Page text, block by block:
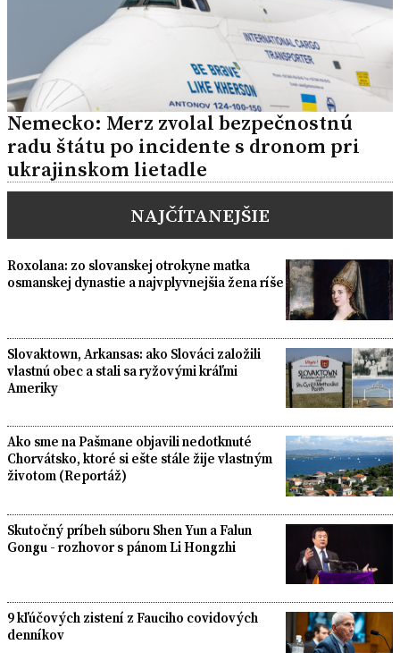
Nemecko: Merz zvolal bezpečnostnú
radu štátu po incidente s dronom pri
ukrajinskom lietadle
NAJČÍTANEJŠIE
Roxolana: zo slovanskej otrokyne matka
osmanskej dynastie a najvplyvnejšia žena ríše
Slovaktown, Arkansas: ako Slováci založili
vlastnú obec a stali sa ryžovými kráľmi
Ameriky
Ako sme na Pašmane objavili nedotknuté
Chorvátsko, ktoré si ešte stále žije vlastným
životom (Reportáž)
Skutočný príbeh súboru Shen Yun a Falun
Gongu - rozhovor s pánom Li Hongzhi
9 kľúčových zistení z Fauciho covidových
denníkov